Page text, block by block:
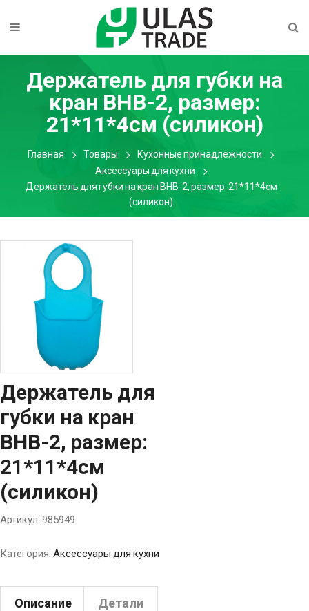
Держатель для губки на
кран BHB-2, размер:
21*11*4см (силикон)
Главная Товары
Кухонные принадлежности
Аксессуары для кухни
Держатель для губки на кран BHB-2, размер: 21*11*4см
(силикон)
Держатель для
губки на кран
BHB-2, размер:
21*11*4см
(силикон)
Артикул: 985949
Категория: Аксессуары для кухни
Описание Детали